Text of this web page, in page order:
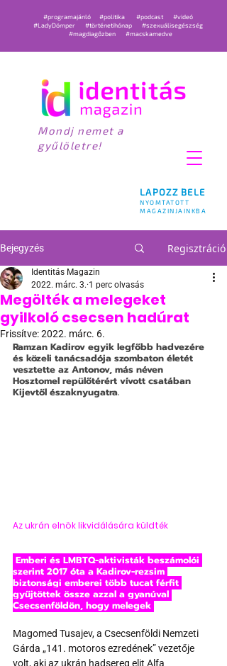
LAPOZZ BELE
NYOMTATOTT
MAGAZINJAINKBA
#programajánló #politika #podcast
#videó
#LadyDömper
#történetihónap
#szexuálisegészség
#magdiagőzben
#macskamedve
Mondj nemet a
gyűlöletre!
Bejegyzés Regisztráció
Megölték a melegeket
gyilkoló csecsen hadúrat
Identitás Magazin
2022. márc. 3. 1 perc olvasás
Frissítve:2022. márc. 6.
Ramzan Kadirov egyik legfőbb hadvezére
és közeli tanácsadója szombaton életét
vesztette az Antonov, más néven
Hosztomel repülőtérért vívott csatában
Kijevtől északnyugatra.
Az ukrán elnök likvidálására küldték
szerint 2017 óta a Kadirov-rezsim
biztonsági emberei több tucat férfit
gyűjtöttek össze azzal a gyanúval
Csecsenföldön, hogy melegek
Magomed Tusajev, a Csecsenföldi Nemzeti
Gárda „141. motoros ezredének” vezetője
volt, aki az ukrán hadsereg elit Alfa